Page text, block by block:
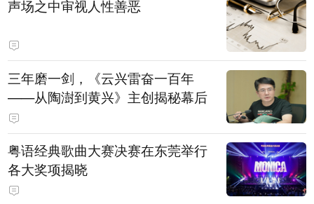
声场之中审视人性善恶
三年磨一剑，《云兴雷奋一百年
——从陶澍到黄兴》主创揭秘幕后
粤语经典歌曲大赛决赛在东莞举行
各大奖项揭晓